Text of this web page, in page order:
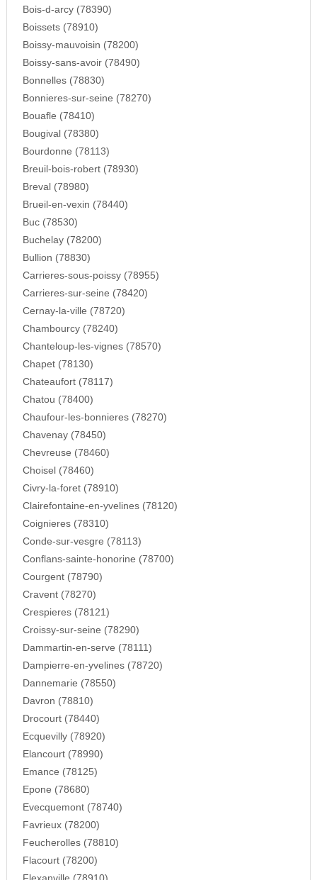
Bois-d-arcy (78390)
Boissets (78910)
Boissy-mauvoisin (78200)
Boissy-sans-avoir (78490)
Bonnelles (78830)
Bonnieres-sur-seine (78270)
Bouafle (78410)
Bougival (78380)
Bourdonne (78113)
Breuil-bois-robert (78930)
Breval (78980)
Brueil-en-vexin (78440)
Buc (78530)
Buchelay (78200)
Bullion (78830)
Carrieres-sous-poissy (78955)
Carrieres-sur-seine (78420)
Cernay-la-ville (78720)
Chambourcy (78240)
Chanteloup-les-vignes (78570)
Chapet (78130)
Chateaufort (78117)
Chatou (78400)
Chaufour-les-bonnieres (78270)
Chavenay (78450)
Chevreuse (78460)
Choisel (78460)
Civry-la-foret (78910)
Clairefontaine-en-yvelines (78120)
Coignieres (78310)
Conde-sur-vesgre (78113)
Conflans-sainte-honorine (78700)
Courgent (78790)
Cravent (78270)
Crespieres (78121)
Croissy-sur-seine (78290)
Dammartin-en-serve (78111)
Dampierre-en-yvelines (78720)
Dannemarie (78550)
Davron (78810)
Drocourt (78440)
Ecquevilly (78920)
Elancourt (78990)
Emance (78125)
Epone (78680)
Evecquemont (78740)
Favrieux (78200)
Feucherolles (78810)
Flacourt (78200)